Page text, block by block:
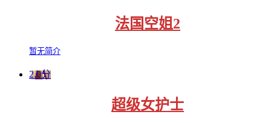
法国空姐2
暂无简介
2.0分
超级女护士